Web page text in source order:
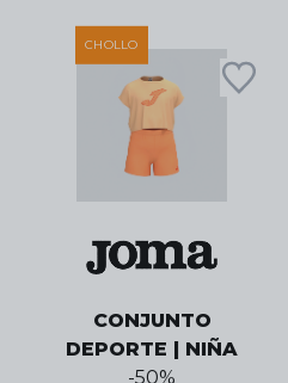
CHOLLO
CONJUNTO
DEPORTE | NIÑA
-50%